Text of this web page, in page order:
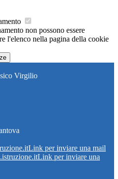
non possono essere
l'elenco nella pagina della cookie
Virgilio
Link per inviare una mail
Link per inviare una